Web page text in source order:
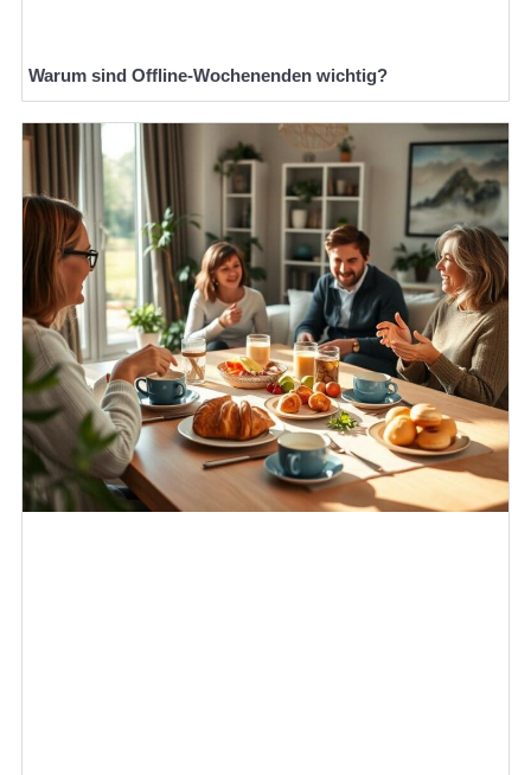
Warum sind Offline-Wochenenden wichtig?